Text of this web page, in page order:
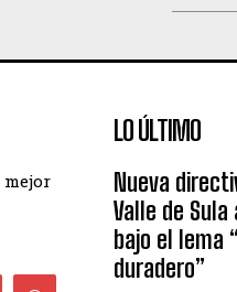
LO ÚLTIMO
Nueva
Valle de
bajo el lema
duradero”